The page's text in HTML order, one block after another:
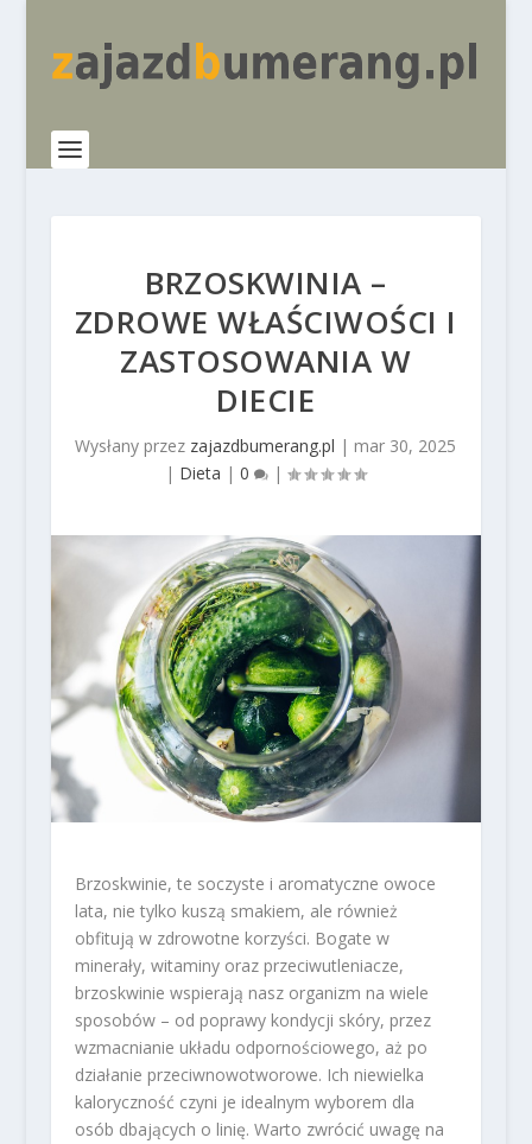
BRZOSKWINIA –
ZDROWE WŁAŚCIWOŚCI I
ZASTOSOWANIA W
DIECIE
Wysłany przez zajazdbumerang.pl | mar 30, 2025
| Dieta |0 |
Brzoskwinie, te soczyste i aromatyczne owoce
lata, nie tylko kuszą smakiem, ale również
obfitują w zdrowotne korzyści. Bogate w
minerały, witaminy oraz przeciwutleniacze,
brzoskwinie wspierają nasz organizm na wiele
sposobów – od poprawy kondycji skóry, przez
wzmacnianie układu odpornościowego, aż po
działanie przeciwnowotworowe. Ich niewielka
kaloryczność czyni je idealnym wyborem dla
osób dbających o linię. Warto zwrócić uwagę na